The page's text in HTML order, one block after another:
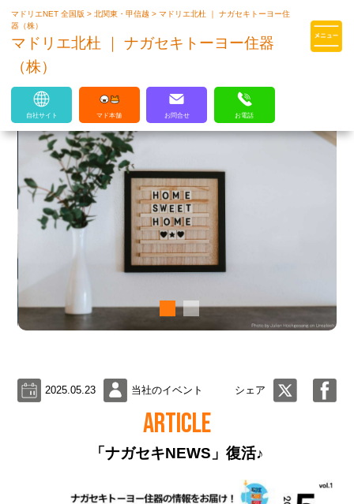
マドリエはLIXILの厳しい基準を
マドリエNET 全国版>北関東・甲信越>マドリエ北杜 ｜ ナガセキトーヨー住
器（株）
マドリエ北杜 ｜ ナガセキトーヨー住器
（株）
自社サイト マド本舗 お問合せ お電話
2025.05.23 当社のイベント シェア
ARTICLE
「ナガセキNEWS」復活♪